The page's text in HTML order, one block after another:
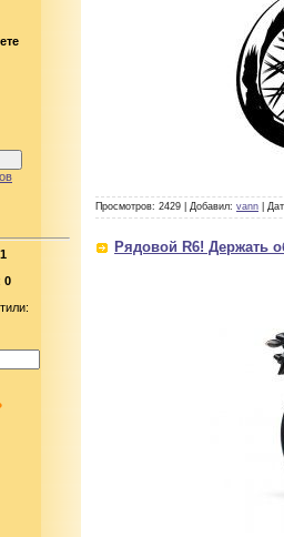
1
0
Просмотров: 2429 | Добавил: vann |
Рядовой R6! Держать